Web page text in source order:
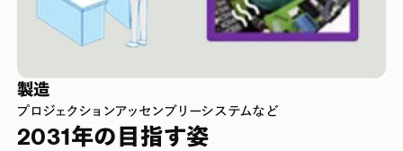
製造
プロジェクションアッセンブリーシステムなど
2031年の目指す姿